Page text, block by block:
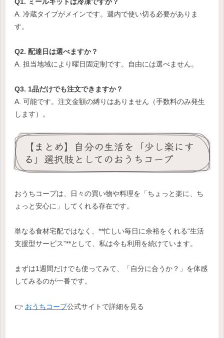
A. 冷蔵タイプがメインです。週内で使い切る必要がありま
す。
Q2. 配達日は選べますか？
A. 担当地域により曜日固定制です。自由には選べません。
Q3. 1品だけでも注文できますか？
A. 可能です。注文金額の縛りはありません（手数料のみ発生
します）。
【まとめ】自分の生活を「少し楽にす
る」選択肢としてのおうちコープ
おうちコープは、日々の買い物や料理を「ちょっと楽に、ち
ょっと安心に」してくれる存在です。
単なる食材宅配ではなく、**忙しい毎日に余裕をくれる“生活
支援型サービス”**として、私は今も利用を続けています。
まずは1週間だけでも使ってみて、「自分に合うか？」を体感
してみるのが一番です。
👉 おうちコープ公式サイトで詳細を見る